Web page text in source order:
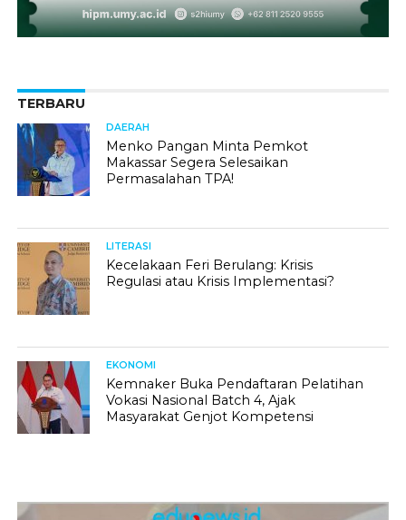
TERBARU
DAERAH
Menko Pangan Minta Pemkot
Makassar Segera Selesaikan
Permasalahan TPA!
LITERASI
Kecelakaan Feri Berulang: Krisis
Regulasi atau Krisis Implementasi?
EKONOMI
Kemnaker Buka Pendaftaran Pelatihan
Vokasi Nasional Batch 4, Ajak
Masyarakat Genjot Kompetensi